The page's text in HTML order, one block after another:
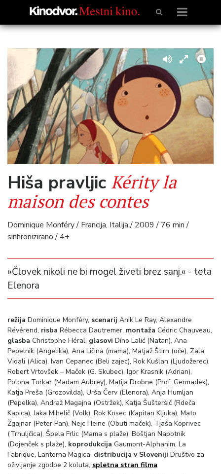
Hiša pravljic Kérity la
maison des contes
Dominique Monféry / Francija, Italija / 2009 / 76 min /
sinhronizirano / 4+
»Človek nikoli ne bi mogel živeti brez sanj.« - teta
Elenora
režija Dominique Monféry, scenarij Anik Le Ray, Alexandre
Révérend, risba Rébecca Dautremer, montaža Cédric Chauveau,
glasba Christophe Héral, glasovi Dino Lalić (Natan), Ana
Pepelnik (Angelika), Ana Ličina (mama), Matjaž Štirn (oče), Zala
Vidali (Alica), Ivan Cepanec (Beli zajec), Rok Kušlan (Ljudožerec),
Robert Vrtovšek – Maček (G. Skubec), Igor Krasnik (Adrian),
Polona Torkar (Madam Aubrey), Matija Drobne (Prof. Germadek),
Katja Preša (Grozovilda), Urša Červ (Elenora), Anja Humljan
(Pepelka), Andraž Magajna (Ostržek), Katja Šušteršič (Rdeča
Kapica), Jaka Mihelič (Volk), Rok Kosec (Kapitan Kljuka), Mato
Žgajnar (Peter Pan), Nejc Heine (Obuti maček), Tjaša Koprivec
(Trnuljčica), Špela Frlic (Mama s plaže), Boštjan Napotnik
(Dojenček s plaže), koprodukcija Gaumont-Alphanim, La
Fabrique, Lanterna Magica, distribucija v Sloveniji Društvo za
oživljanje zgodbe 2 koluta, spletna stran filma